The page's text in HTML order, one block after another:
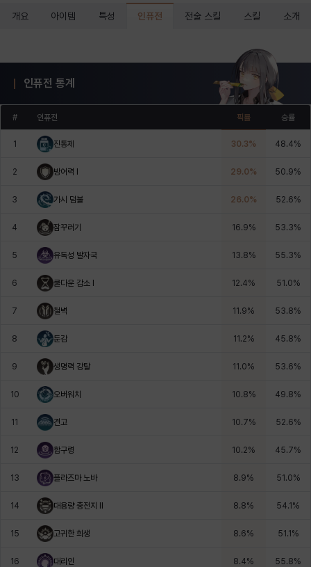
쇼이치
실비아 아델라 아드리아나 아디나 아르다 아비게일
알론소 얀
에스텔 에이든 엠마 요한
윌리엄
이슈트반
개요 아이템 특성 인퓨전 전술 스킬 스킬 소개
인퓨전 통계
# 인퓨전 픽률 승률
1 진통제 30.3% 48.4%
2 방어력 I 29.0% 50.9%
3 가시 덤불 26.0% 52.6%
4 잠꾸러기 16.9% 53.3%
5 유독성 발자국 13.8% 55.3%
6 쿨다운 감소 I 12.4% 51.0%
7 철벽 11.9% 53.8%
8 둔감 11.2% 45.8%
9 생명력 강탈 11.0% 53.6%
10 오버워치 10.8% 49.8%
11 견고 10.7% 52.6%
12 함구령 10.2% 45.7%
13 플라즈마 노바 8.9% 51.0%
14 대용량 충전지 Il 8.8% 54.1%
15 고귀한 희생 8.6% 51.1%
16 대리인 8.4% 55.8%